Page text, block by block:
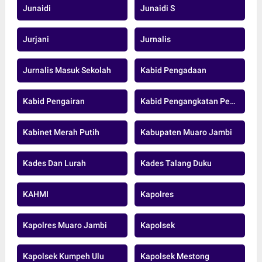
Junaidi Junaidi S
Jurjani Jurnalis
Jurnalis Masuk Sekolah Kabid Pengadaan
Kabid Pengairan Kabid Pengangkatan Pegawai Pensiun Dan Data ASN BKD MUARO JAMBI.
Kabinet Merah Putih Kabupaten Muaro Jambi
Kades Dan Lurah Kades Talang Duku
KAHMI Kapolres
Kapolres Muaro Jambi Kapolsek
Kapolsek Kumpeh Ulu Kapolsek Mestong